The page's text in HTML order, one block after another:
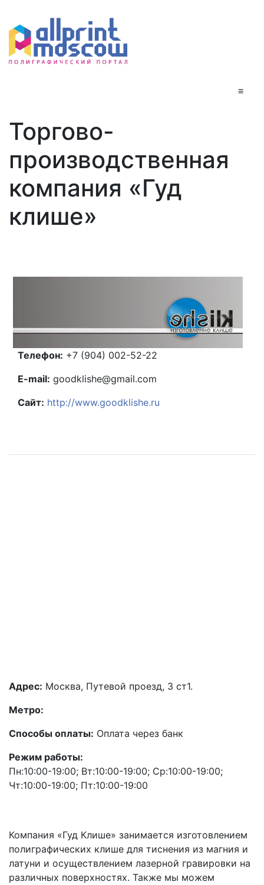
≡
Торгово-
производственная
компания «Гуд
клише»
Телефон: +7 (904) 002-52-22
E-mail: goodklishe@gmail.com
Сайт: http://www.goodklishe.ru
Адрес: Москва, Путевой проезд, 3 ст1.
Метро:
Способы оплаты: Оплата через банк
Режим работы:
Пн:10:00-19:00; Вт:10:00-19:00; Ср:10:00-19:00;
Чт:10:00-19:00; Пт:10:00-19:00
Компания «Гуд Клише» занимается изготовлением
полиграфических клише для тиснения из магния и
латуни и осуществлением лазерной гравировки на
различных поверхностях. Также мы можем